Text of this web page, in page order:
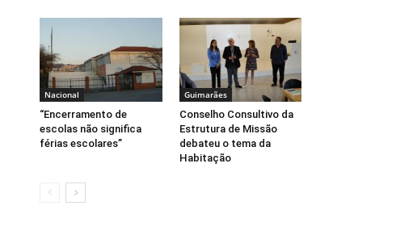
Nacional
“Encerramento de
escolas não significa
férias escolares”
Guimarães
Conselho Consultivo da
Estrutura de Missão
debateu o tema da
Habitação